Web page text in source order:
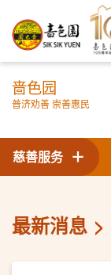
啬色园
普济劝善 崇善惠民
慈善服务
最新消息